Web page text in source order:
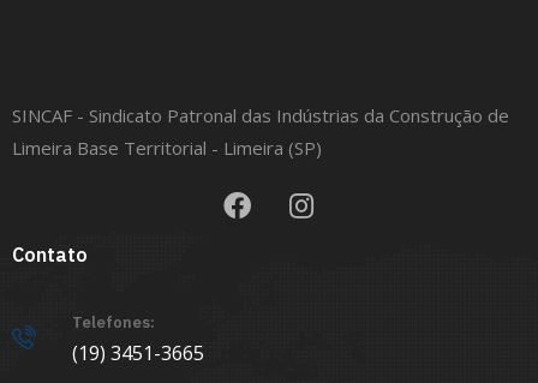
SINCAF - Sindicato Patronal das Indústrias da Construção de
Limeira Base Territorial - Limeira (SP)
Contato
Telefones:
(19) 3451-3665